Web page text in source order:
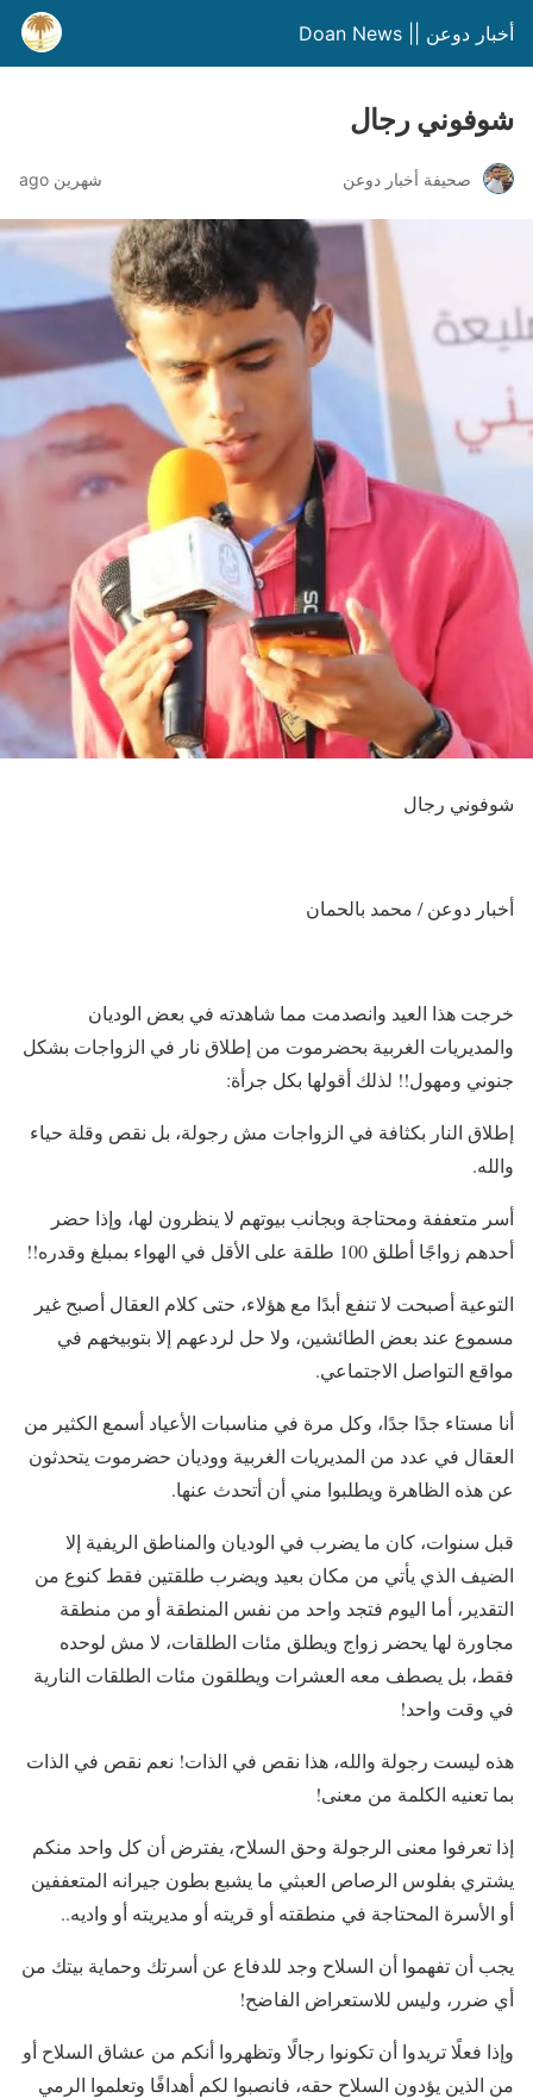
أخبار دوعن || Doan News
شوفوني رجال
صحيفة أخبار دوعن شهرين ago
شوفوني رجال
أخبار دوعن / محمد بالحمان
خرجت هذا العيد وانصدمت مما شاهدته في بعض الوديان
والمديريات الغربية بحضرموت من إطلاق نار في الزواجات بشكل
جنوني ومهول!! لذلك أقولها بكل جرأة:
إطلاق النار بكثافة في الزواجات مش رجولة، بل نقص وقلة حياء
والله.
أسر متعففة ومحتاجة وبجانب بيوتهم لا ينظرون لها، وإذا حضر
أحدهم زواجًا أطلق 100 طلقة على الأقل في الهواء بمبلغ وقدره!!
التوعية أصبحت لا تنفع أبدًا مع هؤلاء، حتى كلام العقال أصبح غير
مسموع عند بعض الطائشين، ولا حل لردعهم إلا بتوبيخهم في
مواقع التواصل الاجتماعي.
أنا مستاء جدًا جدًا، وكل مرة في مناسبات الأعياد أسمع الكثير من
العقال في عدد من المديريات الغربية ووديان حضرموت يتحدثون
عن هذه الظاهرة ويطلبوا مني أن أتحدث عنها.
قبل سنوات، كان ما يضرب في الوديان والمناطق الريفية إلا
الضيف الذي يأتي من مكان بعيد ويضرب طلقتين فقط كنوع من
التقدير، أما اليوم فتجد واحد من نفس المنطقة أو من منطقة
مجاورة لها يحضر زواج ويطلق مئات الطلقات، لا مش لوحده
فقط، بل يصطف معه العشرات ويطلقون مئات الطلقات النارية
في وقت واحد!
هذه ليست رجولة والله، هذا نقص في الذات! نعم نقص في الذات
بما تعنيه الكلمة من معنى!
إذا تعرفوا معنى الرجولة وحق السلاح، يفترض أن كل واحد منكم
يشتري بفلوس الرصاص العبثي ما يشبع بطون جيرانه المتعففين
أو الأسرة المحتاجة في منطقته أو قريته أو مديريته أو واديه..
يجب أن تفهموا أن السلاح وجد للدفاع عن أسرتك وحماية بيتك من
أي ضرر، وليس للاستعراض الفاضح!
وإذا فعلًا تريدوا أن تكونوا رجالًا وتظهروا أنكم من عشاق السلاح أو
من الذين يؤدون السلاح حقه، فانصبوا لكم أهدافًا وتعلموا الرمي